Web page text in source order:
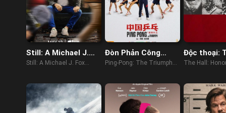
Still: A Michael J.
Fox Movie
Still: A Michael J. Fox
Đòn Phản Công
Tuyệt Đỉnh
Ping-Pong: The Triumph
Độc thoại:
các huyền
The Hall: